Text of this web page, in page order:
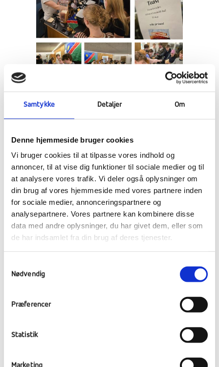
Samtykke Detaljer Om
Denne hjemmeside bruger cookies
Vi bruger cookies til at tilpasse vores indhold og
annoncer, til at vise dig funktioner til sociale medier og til
at analysere vores trafik. Vi deler også oplysninger om
din brug af vores hjemmeside med vores partnere inden
for sociale medier, annonceringspartnere og
analysepartnere. Vores partnere kan kombinere disse
data med andre oplysninger, du har givet dem, eller som
de har indsamlet fra din brug af deres tjenester.
Nødvendig
Præferencer
Statistik
Marketing
Marokkansk keramik – en
kreativ udfordring
Onsdag formiddag fik eleverne i valgfaget
Marokko mulighed for at prøve kræfter med
traditionel marokkansk keramik. Med
hænderne i ler og pensler i hånden gav de sig
i kast med at forme og dekorere deres egne
skåle, inspireret af marokkanske mønstre og
Det krævede både tålmodighed og præcision,
skabe flotte og personlige skåle. Det var en
vigtig del af Marokkos håndværkstradition.